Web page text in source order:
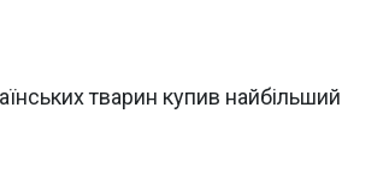
тварин купив найбільший